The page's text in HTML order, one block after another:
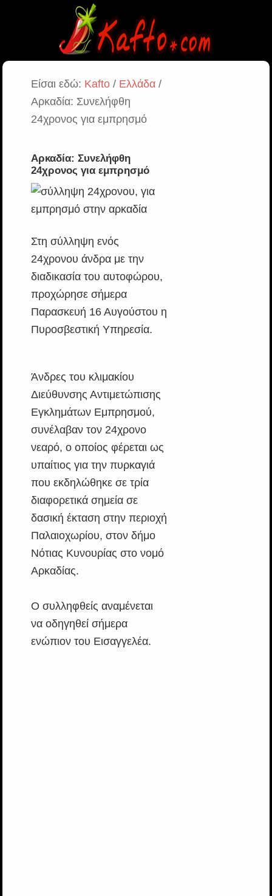
Είσαι εδώ: Kafto/ Ελλάδα/
Αρκαδία: Συνελήφθη
24χρονος για εμπρησμό
Αρκαδία: Συνελήφθη
24χρονος για εμπρησμό
Στη σύλληψη ενός
24χρονου άνδρα με την
διαδικασία του αυτοφώρου,
προχώρησε σήμερα
Παρασκευή 16 Αυγούστου η
Πυροσβεστική Υπηρεσία.
Άνδρες του κλιμακίου
Διεύθυνσης Αντιμετώπισης
Εγκλημάτων Εμπρησμού,
συνέλαβαν τον 24χρονο
νεαρό, o οποίος φέρεται ως
υπαίτιος για την πυρκαγιά
που εκδηλώθηκε σε τρία
διαφορετικά σημεία σε
δασική έκταση στην περιοχή
Παλαιοχωρίου, στον δήμο
Νότιας Κυνουρίας στο νομό
Αρκαδίας.
Ο συλληφθείς αναμένεται
να οδηγηθεί σήμερα
ενώπιον του Εισαγγελέα.